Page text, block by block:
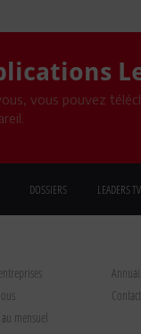
vous pouvez
DOSSIERS LEADERS TV
Contact
mensuel